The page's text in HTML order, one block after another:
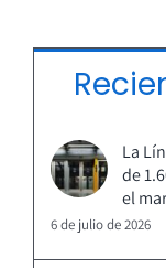
La
de
el
6 de julio de 2026